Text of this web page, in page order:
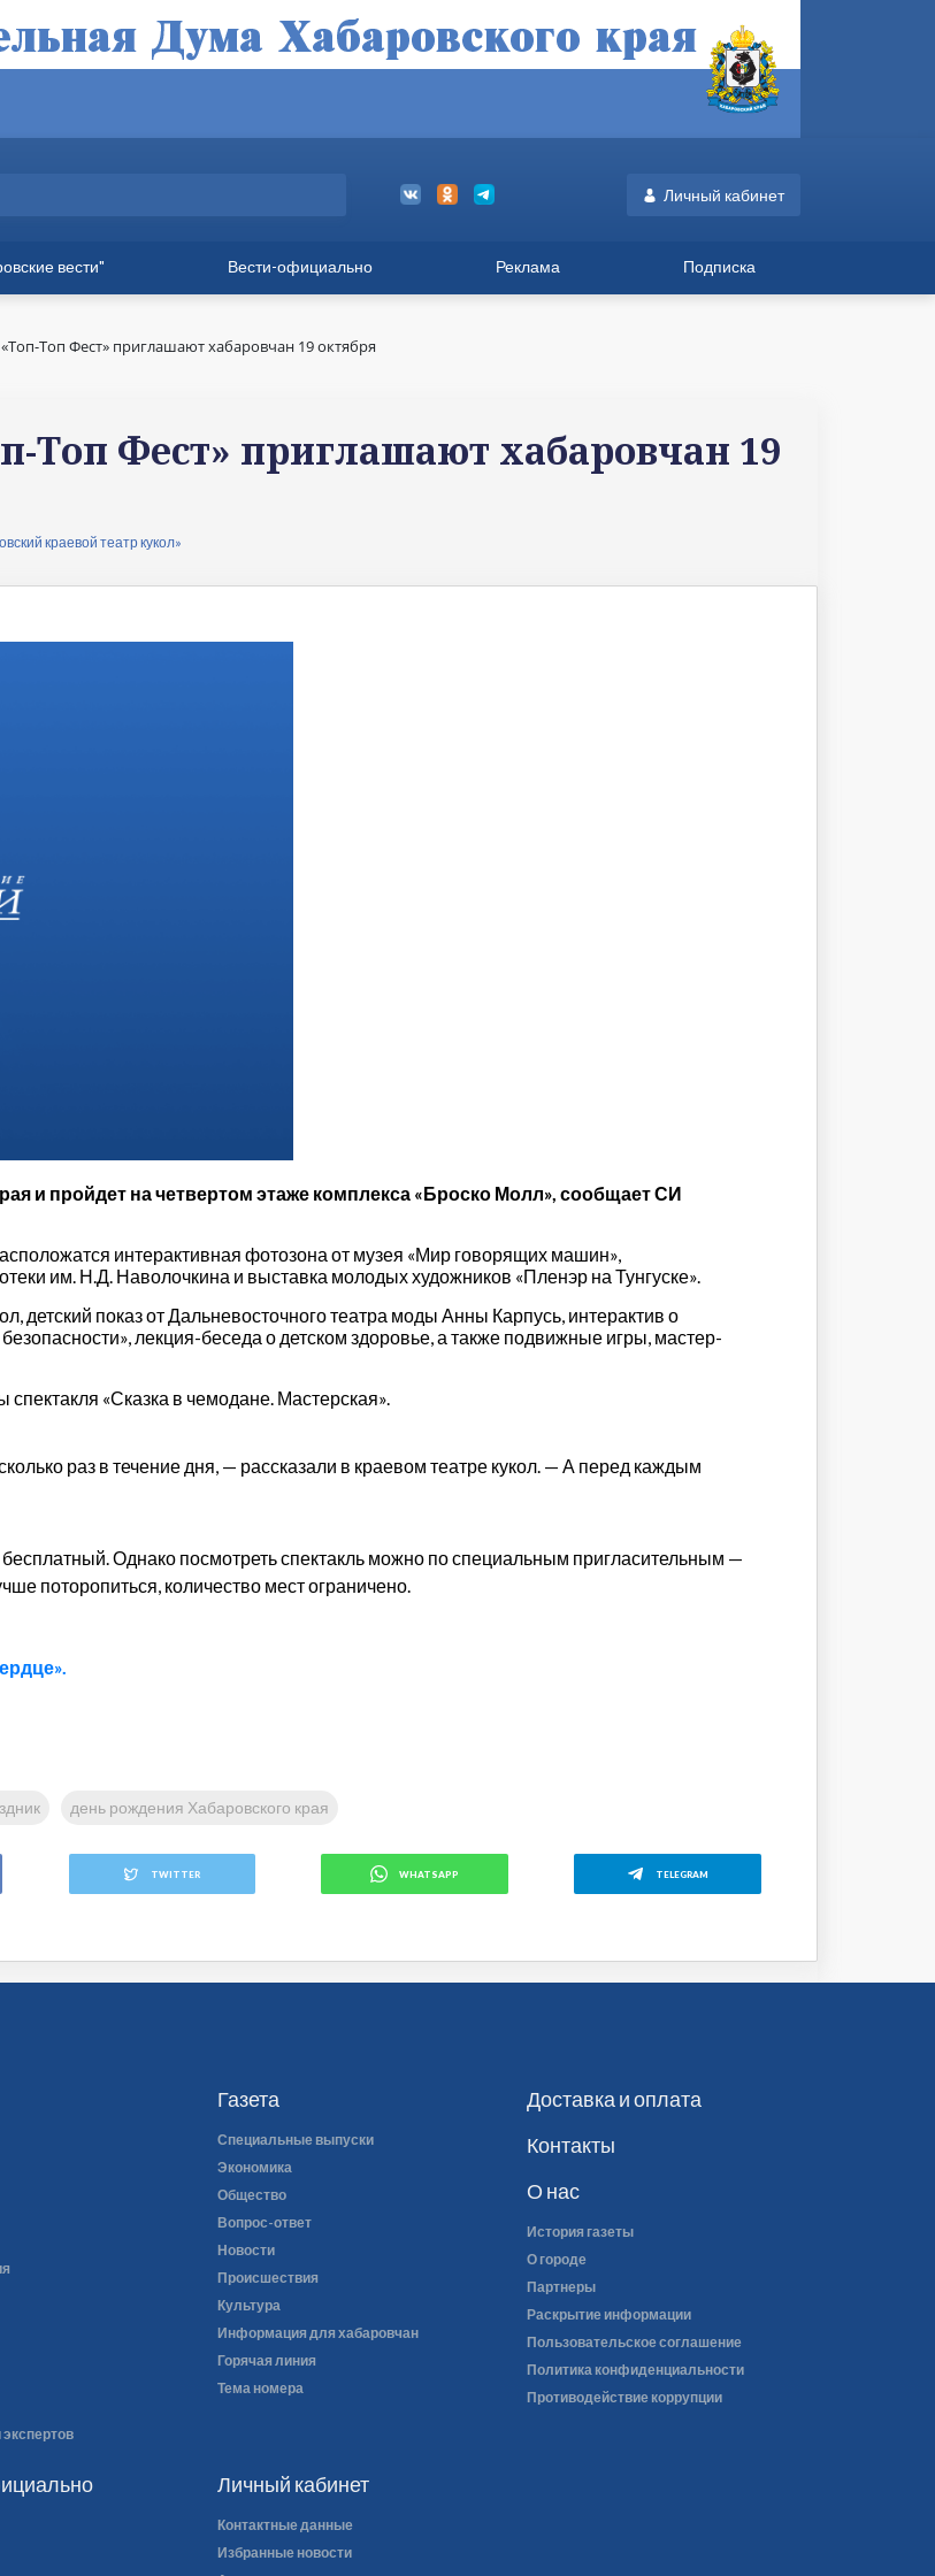
Личный кабинет
вести" Вести-официально Реклама Подписка
Топ Фест» приглашают хабаровчан 19 октября
Топ Фест» приглашают хабаровчан 19
краевой театр кукол»
и пройдет на четвертом этаже комплекса «Броско Молл», сообщает СИ
интерактивная фотозона от музея «Мир говорящих машин»,
им. Н.Д. Наволочкина и выставка молодых художников «Пленэр на Тунгуске».
детский показ от Дальневосточного театра моды Анны Карпусь, интерактив о
лекция-беседа о детском здоровье, а также подвижные игры, мастер-
«Сказка в чемодане. Мастерская».
раз в течение дня, — рассказали в краевом театре кукол. — А перед каждым
Однако посмотреть спектакль можно по специальным пригласительным —
поторопиться, количество мест ограничено.
день рождения Хабаровского края
TWITTER WHATSAPP TELEGRAM
Личный кабинет
Контактные данные
Избранные новости
Газета
Специальные выпуски
Экономика
Общество
Вопрос-ответ
Новости
Происшествия
Культура
Информация для хабаровчан
Горячая линия
Тема номера
Доставка и оплата
Контакты
О нас
История газеты
О городе
Партнеры
Раскрытие информации
Пользовательское соглашение
Политика конфиденциальности
Противодействие коррупции